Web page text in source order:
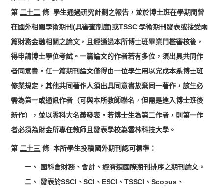
第二十二 條學生通過研究計劃之報告，並於博士班在學期間曾
在國外相關學術期刊(具審查制度)或TSSCI學術期刊發表或接受兩
篇財務金融相關之論文，且經通過本所博士班畢業門檻審核後，
得申請博士學位考試。一篇論文的作者若有多位，須出具共同作
者同意書。任一篇期刊論文僅得由一位學生用以完成本系博士班
修業規定，其他共同著作人須出具同意書放棄同一著作，該生必
需為第一或通訊作者（可與本所教師聯名，但需是進入博士班後
新作），並以雲科大名義發表。若博士生為第二作者，則第一作
者必須為財金所專任教師且發表學校為雲林科技大學。
第二十三 條 本所學生投稿國外期刊認可標準：
一、 國科會財務、會計、經濟類國際期刊排序之期刊論文。
二、 發表於SSCI、SCI、ESCI、TSSCI、Scopus、